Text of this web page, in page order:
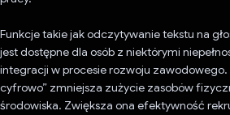
Funkcje takie jak odczytywanie tekstu na
jest dostępne dla osób z niektórymi
integracji w procesie rozwoju zawodowego.
cyfrowo” zmniejsza zużycie zasobów
środowiska. Zwiększa ona efektywność